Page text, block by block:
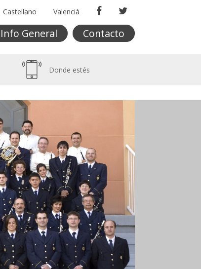
Castellano Valencià
Info General Contacto
Donde estés